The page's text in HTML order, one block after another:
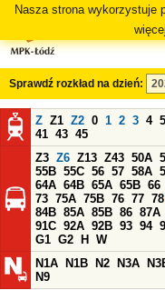
Nasza strona wykorzystuje
Sprawdź rozkład na dzień:
Z Z1 Z2 0 1 2 3 4 5
41 43 45
Z3 Z6 Z13 Z43 50A
55B 55C 56 57 58A
64A 64B 65A 65B 66
73 75A 75B 76 77 78
84B 85A 85B 86 87A
91C 92A 92B 93 94
G1 G2 H
W
N1A
N1B N2 N3A
N9